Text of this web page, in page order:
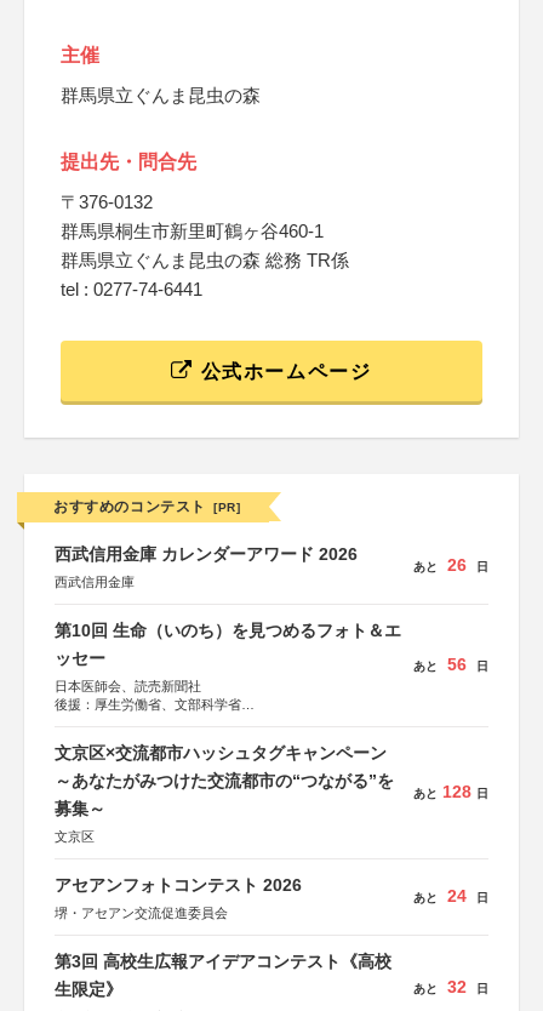
主催
群馬県立ぐんま昆虫の森
提出先・問合先
〒376-0132
群馬県桐生市新里町鶴ヶ谷460-1
群馬県立ぐんま昆虫の森 総務 TR係
tel : 0277-74-6441
公式ホームページ
おすすめのコンテスト [PR]
西武信用金庫 カレンダーアワード 2026
西武信用金庫
あと 26 日
第10回 生命（いのち）を見つめるフォト＆エ
ッセー
日本医師会、読売新聞社
後援：厚生労働省、文部科学省
しん生命保険株式会社
あと 56 日
文京区×交流都市ハッシュタグキャンペーン
～あなたがみつけた交流都市の“つながる”を
募集～
文京区
あと 128 日
アセアンフォトコンテスト 2026
堺・アセアン交流促進委員会
あと 24 日
第3回 高校生広報アイデアコンテスト《高校
生限定》
あと 32 日